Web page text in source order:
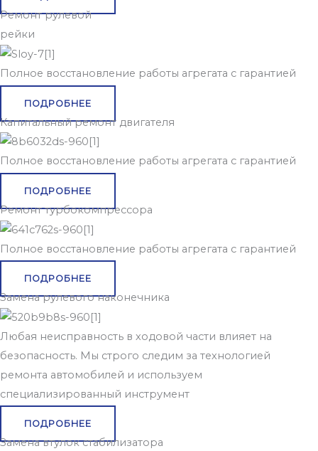
Ремонт рулевой
рейки
Полное восстановление работы агрегата с гарантией
ПОДРОБНЕЕ
Капитальный ремонт двигателя
Полное восстановление работы агрегата с гарантией
ПОДРОБНЕЕ
Ремонт турбокомпрессора
Полное восстановление работы агрегата с гарантией
ПОДРОБНЕЕ
Замена рулевого наконечника
Любая неисправность в ходовой части влияет на
безопасность. Мы строго следим за технологией
ремонта автомобилей и используем
специализированный инструмент
ПОДРОБНЕЕ
Замена втулок стабилизатора